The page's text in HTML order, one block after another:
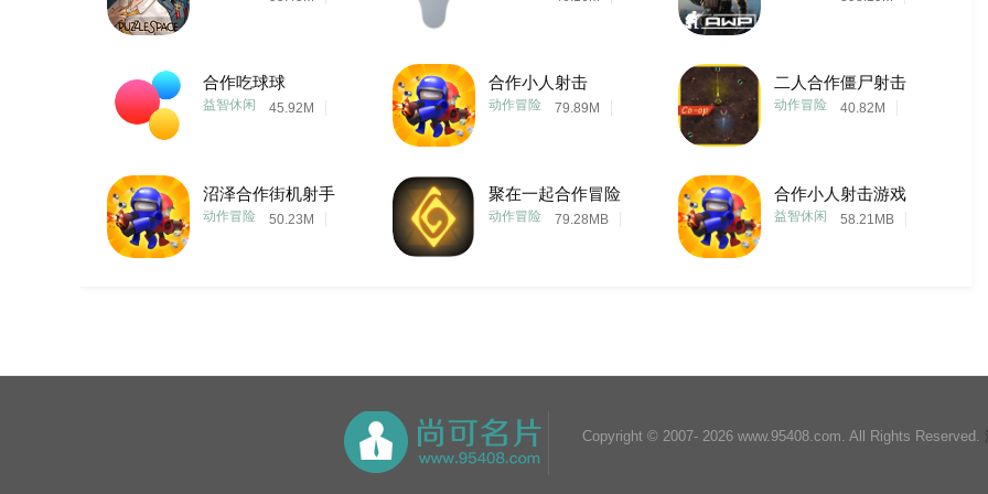
合作吃球球
45.92M
益智休闲
合作小人射击
79.89M
动作冒险
二人合作僵尸射击
40.82M
动作冒险
沼泽合作街机射手
50.23M
动作冒险
聚在一起合作冒险
79.28MB
动作冒险
合作小人射击游戏
58.21MB
益智休闲
Copyright © 2007- 2026 www.95408.com. All Rights Reserved.